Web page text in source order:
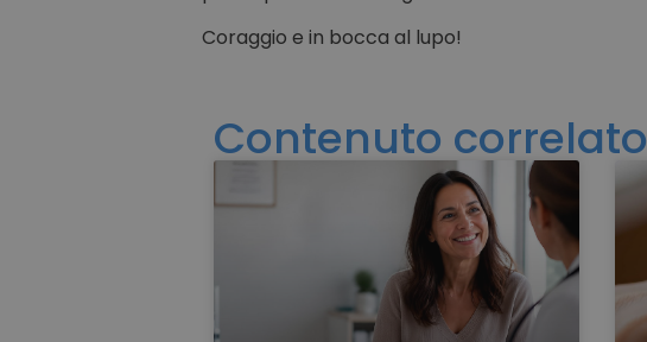
Coraggio e in bocca al lupo!
Contenuto correlato